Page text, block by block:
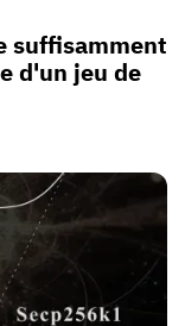
suffisamment
d'un jeu de